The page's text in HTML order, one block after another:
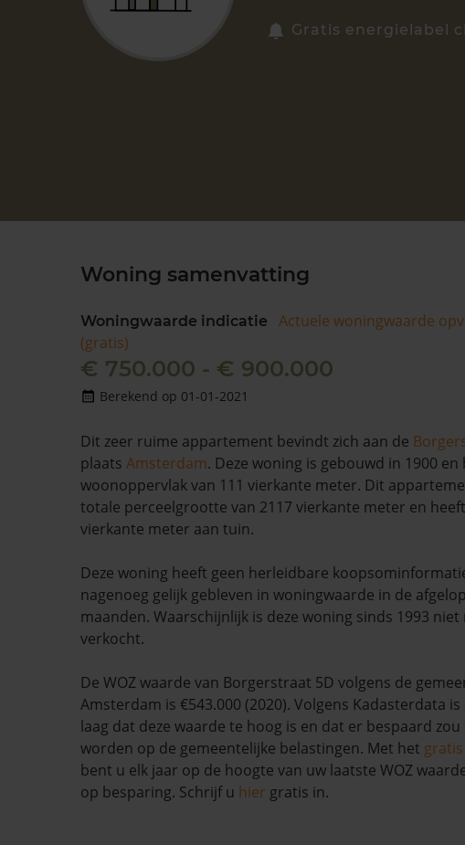
Gratis energielabel
Woning samenvatting
Woningwaarde indicatie
Actuele woningwaarde
(gratis)
€ 750.000 - € 900.000
Berekend op 01-01-2021
Dit zeer ruime appartement bevindt zich aan de
plaats Amsterdam. Deze woning is gebouwd in 1900 en
woonoppervlak van 111 vierkante meter. Dit
totale perceelgrootte van 2117 vierkante meter en heeft
vierkante meter aan tuin.
Deze woning heeft geen herleidbare
nagenoeg gelijk gebleven in woningwaarde in de
maanden. Waarschijnlijk is deze woning sinds 1993 niet
verkocht.
De WOZ waarde van Borgerstraat 5D volgens de
Amsterdam is €543.000 (2020). Volgens Kadasterdata is
laag dat deze waarde te hoog is en dat er bespaard
worden op de gemeentelijke belastingen. Met het
bent u elk jaar op de hoogte van uw laatste WOZ
op besparing. Schrijf u hier gratis in.